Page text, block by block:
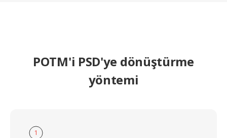
POTM'i PSD'ye dönüştürme
yöntemi
1